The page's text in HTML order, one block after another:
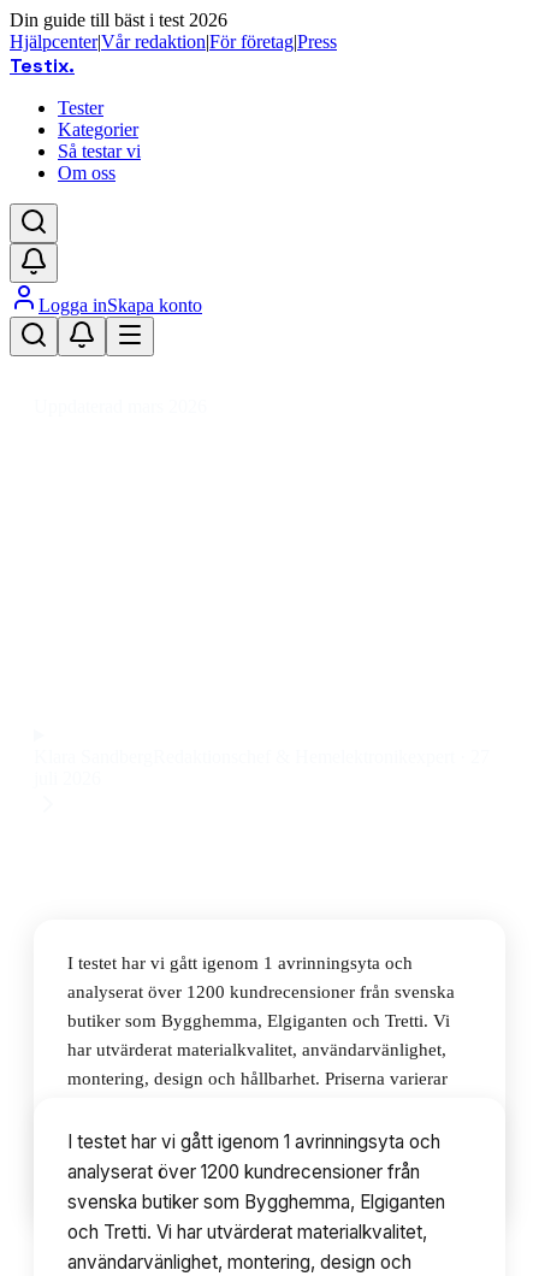
Din guide till bäst i test 2026
Hjälpcenter|Vår redaktion|För företag|Press
Testix.
Tester
Kategorier
Så testar vi
Om oss
Logga inSkapa konto
I testet har vi gått igenom 1 avrinningsyta och
analyserat över 1200 kundrecensioner från svenska
butiker som Bygghemma, Elgiganten och Tretti. Vi
har utvärderat materialkvalitet, användarvänlighet,
montering, design och hållbarhet. Priserna varierar
Innehållsförteckning 6avsnitt
I testet har vi gått igenom 1 avrinningsyta och
analyserat över 1200 kundrecensioner från
svenska butiker som Bygghemma, Elgiganten
och Tretti. Vi har utvärderat materialkvalitet,
användarvänlighet, montering, design och